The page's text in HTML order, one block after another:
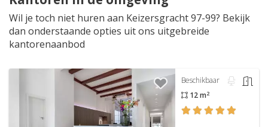
Wil je toch niet huren aan Keizersgracht 97-99? Bekijk
dan onderstaande opties uit ons uitgebreide
kantorenaanbod
Beschikbaar
12 m2